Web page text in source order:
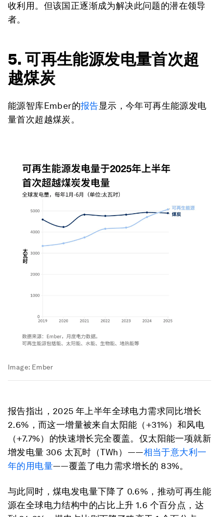
收利用。但该国正逐渐成为解决此问题的潜在领导
者。
5. 可再生能源发电量首次超
越煤炭
能源智库Ember的报告显示，今年可再生能源发电
量首次超越煤炭。
Image: Ember
报告指出，2025 年上半年全球电力需求同比增长
2.6%，而这一增量被来自太阳能（+31%）和风电
（+7.7%）的快速增长完全覆盖。仅太阳能一项就新
增发电量 306 太瓦时（TWh）——相当于意大利一
年的用电量——覆盖了电力需求增长的 83%。
与此同时，煤电发电量下降了 0.6%，推动可再生能
源在全球电力结构中的占比上升 1.6 个百分点，达